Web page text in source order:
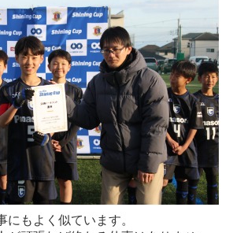
にもよく似ています。